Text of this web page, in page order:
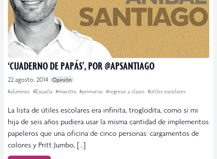
‘CUADERNO DE PAPÁS’, POR @APSANTIAGO
22 agosto, 2014
Opinión
#alumnos #Escuela #maestra #primarias #regreso a clases #útiles escolares
La lista de útiles escolares era infinita, troglodita, como si mi
hija de seis años pudiera usar la misma cantidad de implementos
papeleros que una oficina de cinco personas: cargamentos de
colores y Pritt Jumbo, […]